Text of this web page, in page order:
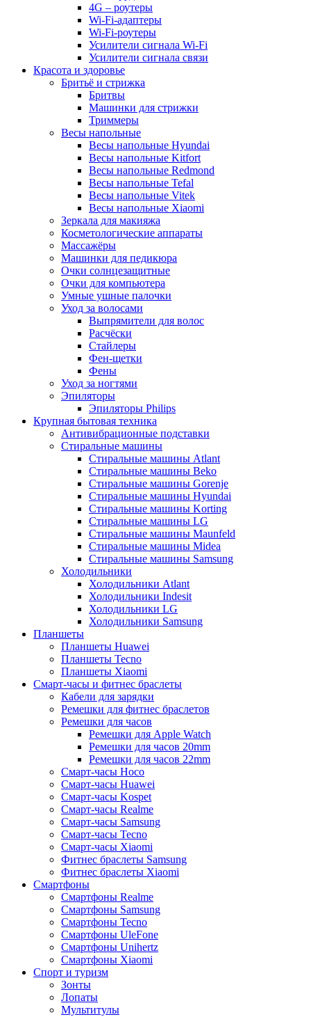
4G – роутеры
Wi-Fi-адаптеры
Wi-Fi-роутеры
Усилители сигнала Wi-Fi
Усилители сигнала связи
Красота и здоровье
Бритьё и стрижка
Бритвы
Машинки для стрижки
Триммеры
Весы напольные
Весы напольные Hyundai
Весы напольные Kitfort
Весы напольные Redmond
Весы напольные Tefal
Весы напольные Vitek
Весы напольные Xiaomi
Зеркала для макияжа
Косметологические аппараты
Массажёры
Машинки для педикюра
Очки cолнцезащитные
Очки для компьютера
Умные ушные палочки
Уход за волосами
Выпрямители для волос
Расчёски
Стайлеры
Фен-щетки
Фены
Уход за ногтями
Эпиляторы
Эпиляторы Philips
Крупная бытовая техника
Антивибрационные подставки
Стиральные машины
Стиральные машины Atlant
Стиральные машины Beko
Стиральные машины Gorenje
Стиральные машины Hyundai
Стиральные машины Korting
Стиральные машины LG
Стиральные машины Maunfeld
Стиральные машины Midea
Стиральные машины Samsung
Холодильники
Холодильники Atlant
Холодильники Indesit
Холодильники LG
Холодильники Samsung
Планшеты
Планшеты Huawei
Планшеты Tecno
Планшеты Xiaomi
Смарт-часы и фитнес браслеты
Кабели для зарядки
Ремешки для фитнес браслетов
Ремешки для часов
Ремешки для Apple Watch
Ремешки для часов 20mm
Ремешки для часов 22mm
Смарт-часы Hoco
Смарт-часы Huawei
Смарт-часы Kospet
Смарт-часы Realme
Смарт-часы Samsung
Смарт-часы Tecno
Смарт-часы Xiaomi
Фитнес браслеты Samsung
Фитнес браслеты Xiaomi
Смартфоны
Смартфоны Realme
Смартфоны Samsung
Смартфоны Tecno
Смартфоны UleFone
Смартфоны Unihertz
Смартфоны Xiaomi
Спорт и туризм
Зонты
Лопаты
Мультитулы